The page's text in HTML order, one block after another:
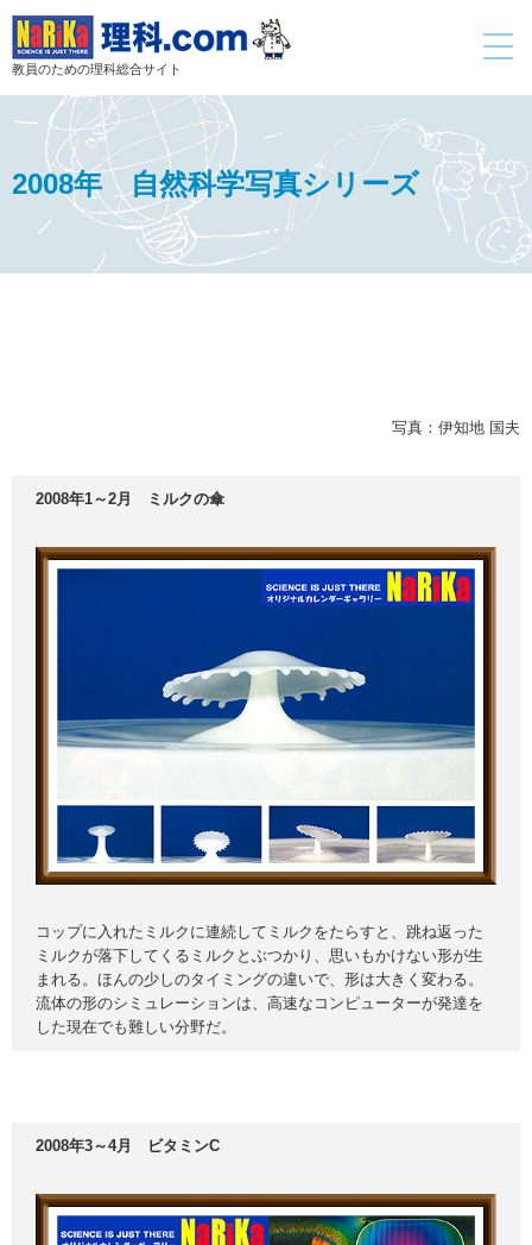
教員のための理科総合サイト
toggle
2008年 自然科学写真シリーズ
写真：伊知地 国夫
2008年1～2月 ミルクの傘
コップに入れたミルクに連続してミルクをたらすと、跳ね返った
ミルクが落下してくるミルクとぶつかり、思いもかけない形が生
まれる。ほんの少しのタイミングの違いで、形は大きく変わる。
流体の形のシミュレーションは、高速なコンピューターが発達を
した現在でも難しい分野だ。
2008年3～4月 ビタミンC